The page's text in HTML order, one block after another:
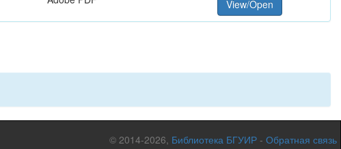
View/Open
© 2014-2026, Библиотека БГУИР - Обратная связь